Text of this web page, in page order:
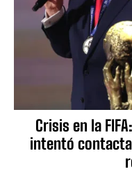
Crisis en la
intentó